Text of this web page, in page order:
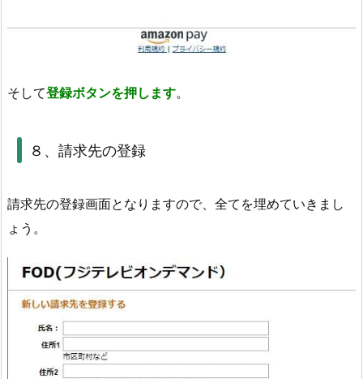
そして登録ボタンを押します。
８、請求先の登録
請求先の登録画面となりますので、全てを埋めていきまし
ょう。